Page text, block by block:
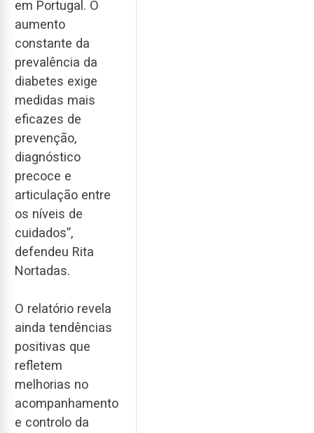
em Portugal. O
aumento
constante da
prevalência da
diabetes exige
medidas mais
eficazes de
prevenção,
diagnóstico
precoce e
articulação entre
os níveis de
cuidados”,
defendeu Rita
Nortadas.
O relatório revela
ainda tendências
positivas que
refletem
melhorias no
acompanhamento
e controlo da